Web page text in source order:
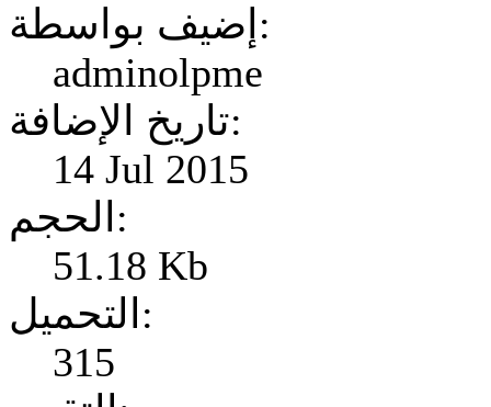
إضيف بواسطة:
adminolpme
تاريخ الإضافة:
14 Jul 2015
الحجم:
51.18 Kb
التحميل:
315